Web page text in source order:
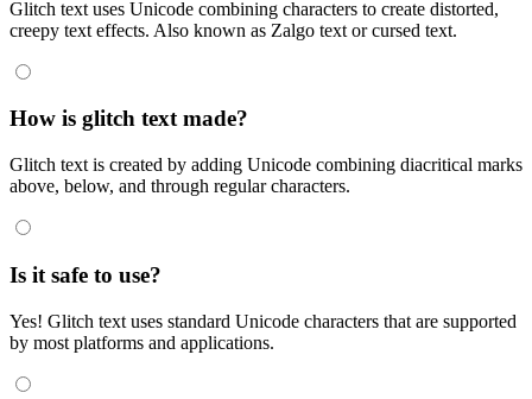
Glitch text uses Unicode combining characters to create distorted,
creepy text effects. Also known as Zalgo text or cursed text.
How is glitch text made?
Glitch text is created by adding Unicode combining diacritical marks
above, below, and through regular characters.
Is it safe to use?
Yes! Glitch text uses standard Unicode characters that are supported
by most platforms and applications.